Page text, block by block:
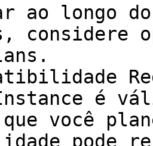
ao longo
considere
Instance é
você
pode